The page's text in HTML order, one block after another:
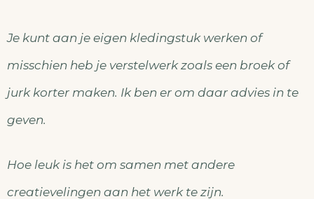
Je kunt aan je eigen kledingstuk werken of
misschien heb je verstelwerk zoals een broek of
jurk korter maken. Ik ben er om daar advies in te
geven.
Hoe leuk is het om samen met andere
creatievelingen aan het werk te zijn.